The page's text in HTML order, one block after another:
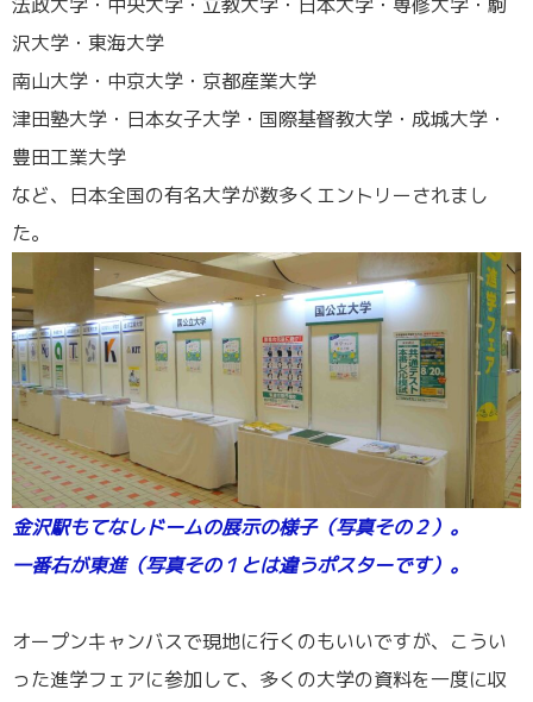
沢大学・東海大学
南山大学・中京大学・京都産業大学
津田塾大学・日本女子大学・国際基督教大学・成城大学・
豊田工業大学
など、日本全国の有名大学が数多くエントリーされまし
た。
金沢駅もてなしドームの展示の様子（写真その２）。
一番右が東進（写真その１とは違うポスターです）。
オープンキャンバスで現地に行くのもいいですが、こうい
った進学フェアに参加して、多くの大学の資料を一度に収